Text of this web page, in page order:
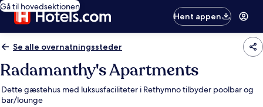
Gå til hovedsektionen
Hent appen
Se alle overnatningssteder
Radamanthy's Apartments
Dette gæstehus med luksusfaciliteter i Rethymno tilbyder poolbar og
bar/lounge